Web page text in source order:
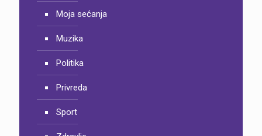
Moja sećanja
Muzika
Politika
Privreda
Sport